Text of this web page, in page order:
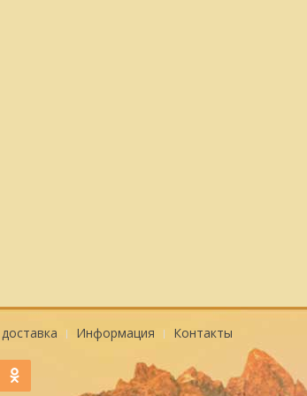
Информация Контакты